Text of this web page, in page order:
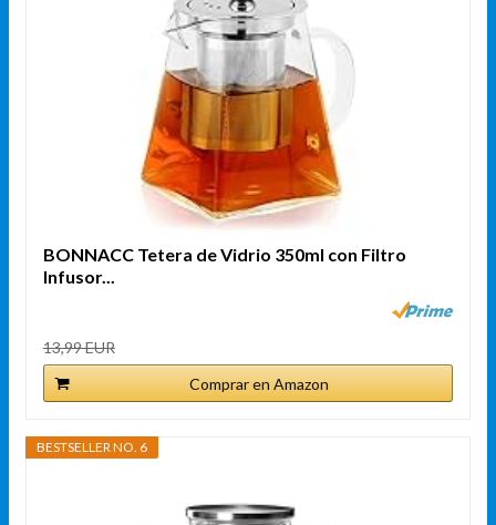
BONNACC Tetera de Vidrio 350ml con Filtro
Infusor...
13,99 EUR
Comprar en Amazon
BESTSELLER NO. 6